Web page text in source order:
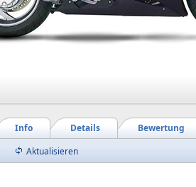
Bewertung
Details
Info
Aktualisieren